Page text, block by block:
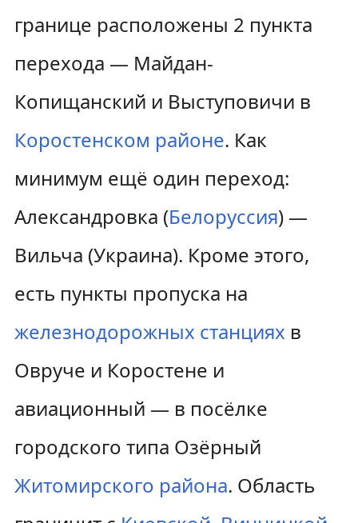
границе расположены 2 пункта
перехода — Майдан-
Копищанский и Выступовичи в
Коростенском районе. Как
минимум ещё один переход:
Александровка (Белоруссия) —
Вильча (Украина). Кроме этого,
есть пункты пропуска на
железнодорожных станциях в
Овруче и Коростене и
авиационный — в посёлке
городского типа Озёрный
Житомирского района. Область